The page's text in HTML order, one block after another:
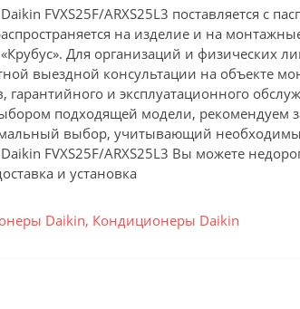
FVXS25F/ARXS25L3 поставляется с
на изделие и на
Для организаций и физических
выездной консультации на объекте
гарантийного и эксплуатационного
подходящей модели,
выбор, учитывающий
FVXS25F/ARXS25L3 Вы можете
и установка
Daikin, Кондиционеры Daikin